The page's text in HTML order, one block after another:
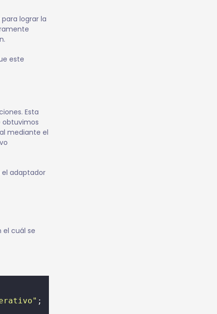
lograr la
este
Esta
obtuvimos
mediante el
el adaptador
el cuál se
;